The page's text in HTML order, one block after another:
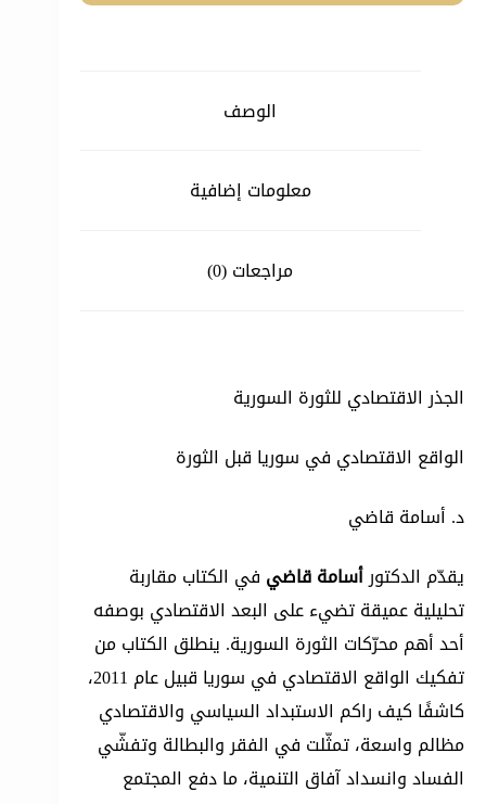
الوصف
معلومات إضافية
مراجعات (0)
الجذر الاقتصادي للثورة السورية
الواقع الاقتصادي في سوريا قبل الثورة
د. أسامة قاضي
يقدّم الدكتورأسامة قاضي في الكتاب مقاربة
تحليلية عميقة تضيء على البعد الاقتصادي بوصفه
أحد أهم محرّكات الثورة السورية. ينطلق الكتاب من
تفكيك الواقع الاقتصادي في سوريا قبيل عام 2011،
كاشفًا كيف راكم الاستبداد السياسي والاقتصادي
مظالم واسعة، تمثّلت في الفقر والبطالة وتفشّي
الفساد وانسداد آفاق التنمية، ما دفع المجتمع